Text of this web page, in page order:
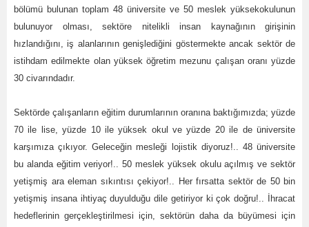
bölümü bulunan toplam 48 üniversite ve 50 meslek yüksekokulunun
bulunuyor olması, sektöre nitelikli insan kaynağının girişinin
hızlandığını, iş alanlarının genişlediğini göstermekte ancak sektör de
istihdam edilmekte olan yüksek öğretim mezunu çalışan oranı yüzde
30 civarındadır.
Sektörde çalışanların eğitim durumlarının oranına baktığımızda; yüzde
70 ile lise, yüzde 10 ile yüksek okul ve yüzde 20 ile de üniversite
karşımıza çıkıyor. Geleceğin mesleği lojistik diyoruz!.. 48 üniversite
bu alanda eğitim veriyor!.. 50 meslek yüksek okulu açılmış ve sektör
yetişmiş ara eleman sıkıntısı çekiyor!.. Her fırsatta sektör de 50 bin
yetişmiş insana ihtiyaç duyulduğu dile getiriyor ki çok doğru!.. İhracat
hedeflerinin gerçekleştirilmesi için, sektörün daha da büyümesi için